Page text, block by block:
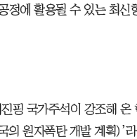
정에 활용될 수 있는 최신
핑 국가주석이 강조해 온
의 원자폭탄 개발 계획)’